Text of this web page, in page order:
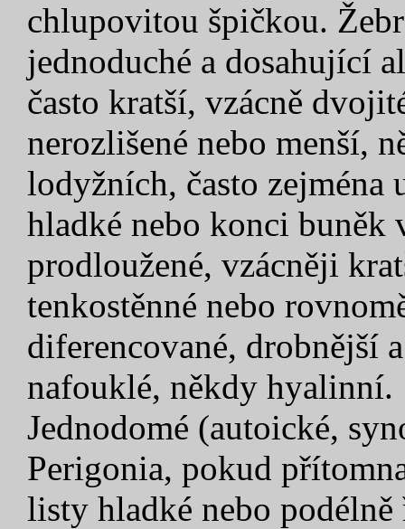
chlupovitou špičkou.
jednoduché a dosahující
často kratší, vzácně
nerozlišené nebo menší,
lodyžních, často zejména
hladké nebo konci
prodloužené, vzácněji
tenkostěnné nebo
diferencované, drobnější
nafouklé, někdy hyalinní.
Jednodomé (autoické,
Perigonia, pokud
listy hladké nebo podélně